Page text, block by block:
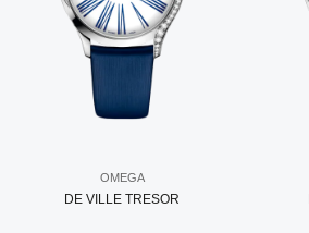
OMEGA
DE VILLE TRESOR